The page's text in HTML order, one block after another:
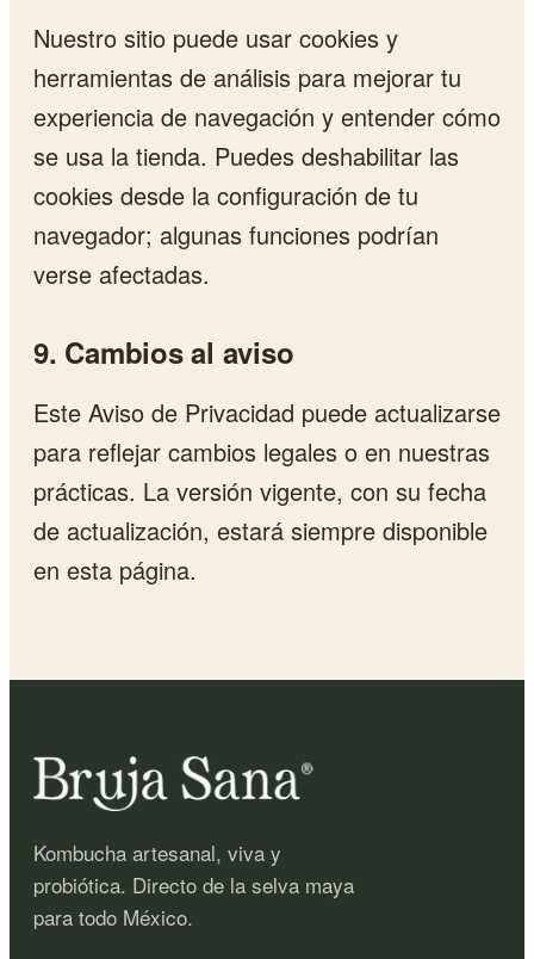
Nuestro sitio puede usar cookies y
herramientas de análisis para mejorar tu
experiencia de navegación y entender cómo
se usa la tienda. Puedes deshabilitar las
cookies desde la configuración de tu
navegador; algunas funciones podrían
verse afectadas.
9. Cambios al aviso
Este Aviso de Privacidad puede actualizarse
para reflejar cambios legales o en nuestras
prácticas. La versión vigente, con su fecha
de actualización, estará siempre disponible
en esta página.
Kombucha artesanal, viva y
probiótica. Directo de la selva maya
para todo México.